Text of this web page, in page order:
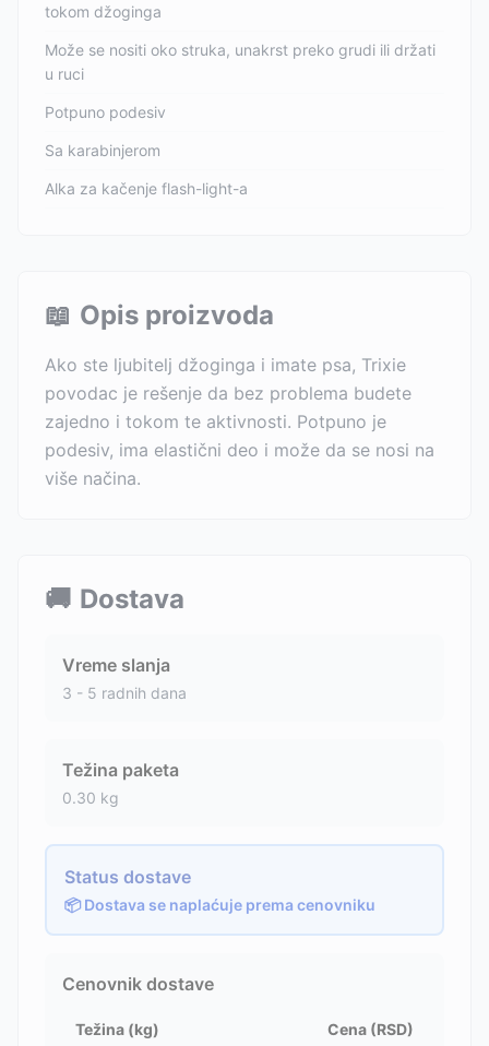
tokom džoginga
Može se nositi oko struka, unakrst preko grudi ili držati
u ruci
Potpuno podesiv
Sa karabinjerom
Alka za kačenje flash-light-a
📖 Opis proizvoda
Ako ste ljubitelj džoginga i imate psa, Trixie
povodac je rešenje da bez problema budete
zajedno i tokom te aktivnosti. Potpuno je
podesiv, ima elastični deo i može da se nosi na
više načina.
🚚 Dostava
Vreme slanja
3 - 5 radnih dana
Težina paketa
0.30 kg
Status dostave
📦 Dostava se naplaćuje prema cenovniku
Cenovnik dostave
Težina (kg) Cena (RSD)